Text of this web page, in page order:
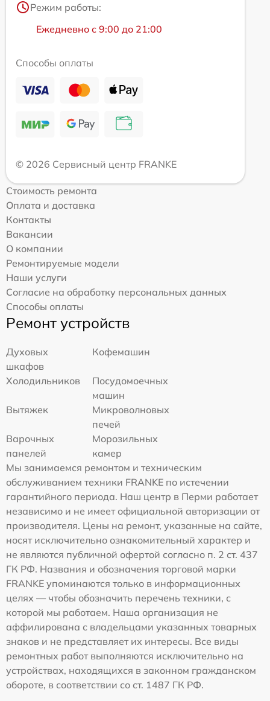
Режим работы:
Ежедневно с 9:00 до 21:00
Способы оплаты
© 2026 Сервисный центр FRANKE
Стоимость ремонта
Оплата и доставка
Контакты
Вакансии
О компании
Ремонтируемые модели
Наши услуги
Согласие на обработку персональных данных
Способы оплаты
Ремонт устройств
Духовых
шкафов
Кофемашин
Холодильников
Посудомоечных
машин
Вытяжек
Микроволновых
печей
Варочных
панелей
Морозильных
камер
Мы занимаемся ремонтом и техническим
обслуживанием техники FRANKE по истечении
гарантийного периода. Наш центр в Перми работает
независимо и не имеет официальной авторизации от
производителя. Цены на ремонт, указанные на сайте,
носят исключительно ознакомительный характер и
не являются публичной офертой согласно п. 2 ст. 437
ГК РФ. Названия и обозначения торговой марки
FRANKE упоминаются только в информационных
целях — чтобы обозначить перечень техники, с
которой мы работаем. Наша организация не
аффилирована с владельцами указанных товарных
знаков и не представляет их интересы. Все виды
ремонтных работ выполняются исключительно на
устройствах, находящихся в законном гражданском
обороте, в соответствии со ст. 1487 ГК РФ.